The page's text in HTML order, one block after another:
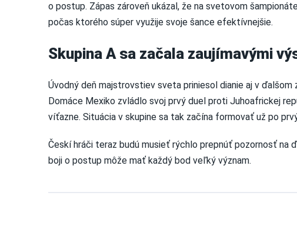
o postup. Zápas zároveň ukázal, že na svetovom
počas ktorého súper využije svoje šance efektívnejšie.
Skupina A sa začala zaujímavými
Úvodný deň majstrovstiev sveta priniesol dianie aj v ďalšom
Domáce Mexiko zvládlo svoj prvý duel proti Juhoafrickej
víťazne. Situácia v skupine sa tak začína formovať už po
Českí hráči teraz budú musieť rýchlo prepnúť pozornosť na
boji o postup môže mať každý bod veľký význam.